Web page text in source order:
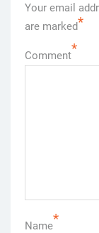
Your email
are marked*
Comment*
Name*